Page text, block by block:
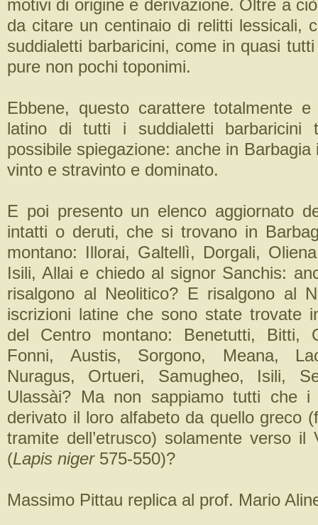
motivi di origine e derivazione. Oltre a
da citare un centinaio di relitti lessicali,
suddialetti barbaricini, come in quasi
pure non pochi toponimi.
Ebbene, questo carattere totalmente e
latino di tutti i suddialetti barbaricini
possibile spiegazione: anche in Barbagia
vinto e stravinto e dominato.
E poi presento un elenco aggiornato
intatti o deruti, che si trovano in
montano: Illorai, Galtellì, Dorgali,
Isili, Allai e chiedo al signor Sanchis:
risalgono al Neolitico? E risalgono al
iscrizioni latine che sono state trovate
del Centro montano: Benetutti, Bitti,
Fonni, Austis, Sorgono, Meana,
Nuragus, Ortueri, Samugheo, Isili,
Ulassài? Ma non sappiamo tutti che i
derivato il loro alfabeto da quello greco
tramite dell’etrusco) solamente verso
(Lapis niger575-550)?
Massimo Pittau replica al prof. Mario